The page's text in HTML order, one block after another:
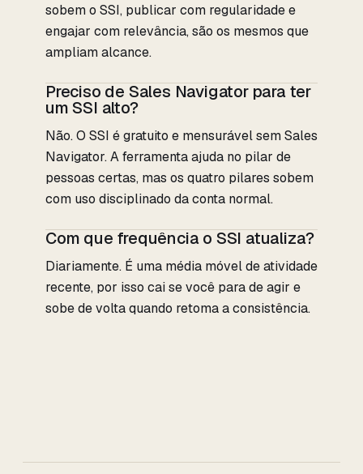
sobem o SSI, publicar com regularidade e
engajar com relevância, são os mesmos que
ampliam alcance.
Preciso de Sales Navigator para ter
um SSI alto?
Não. O SSI é gratuito e mensurável sem Sales
Navigator. A ferramenta ajuda no pilar de
pessoas certas, mas os quatro pilares sobem
com uso disciplinado da conta normal.
Com que frequência o SSI atualiza?
Diariamente. É uma média móvel de atividade
recente, por isso cai se você para de agir e
sobe de volta quando retoma a consistência.